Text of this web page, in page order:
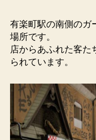
と
横
丁）
の
漂
う
ト
ン
有楽町駅の南側のガ
場所です。
店からあふれた客た
られています。